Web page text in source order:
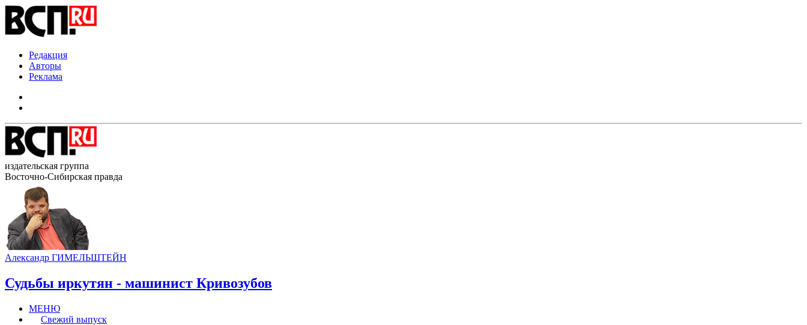
Редакция
Авторы
Реклама
издательская группа
Восточно-Сибирская правда
Александр ГИМЕЛЬШТЕЙН
Судьбы иркутян - машинист Кривозубов
МЕНЮ
Свежий выпуск